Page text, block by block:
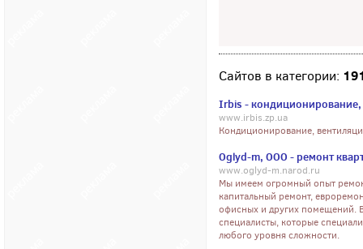
Сайтов в категории:
Irbis -
www.irbis.zp.ua
Кондиционирование,
Oglyd-m, ООО - ремонт
www.oglyd-m.narod.ru
Мы имеем огромный опыт
капитальный ремонт,
офисных и других помещений.
специалисты, которые
любого уровня сложности.